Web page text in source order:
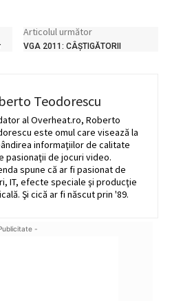
Articolul următor
VGA 2011: CÂȘTIGĂTORII
Teodorescu
al Overheat.ro, Roberto
este omul care visează la
informaţiilor de calitate
pasionaţii de jocuri video.
spune că ar fi pasionat de
IT, efecte speciale şi producţie
Şi cică ar fi născut prin '89.
-